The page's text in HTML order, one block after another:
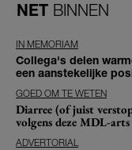
NET BINNEN
IN MEMORIAM
Collega's delen
een aanstekelijke
GOED OM TE WETEN
Diarree (of juist
volgens deze MDL-arts
ADVERTORIAL